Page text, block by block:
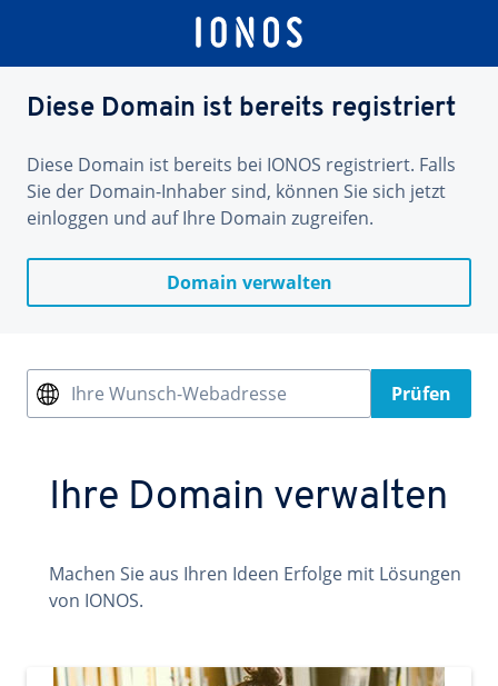
Diese Domain ist bereits registriert
Diese Domain ist bereits bei IONOS registriert. Falls
Sie der Domain-Inhaber sind, können Sie sich jetzt
einloggen und auf Ihre Domain zugreifen.
Domain verwalten
Ihre Wunsch-Webadresse Prüfen
Ihre Domain verwalten
Machen Sie aus Ihren Ideen Erfolge mit Lösungen
von IONOS.